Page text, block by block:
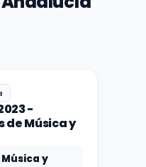
-
de Música y
y